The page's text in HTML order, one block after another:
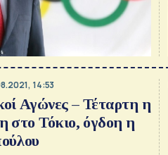
14:53
Αγώνες – Τέταρτη η
στο Τόκιο, όγδοη η